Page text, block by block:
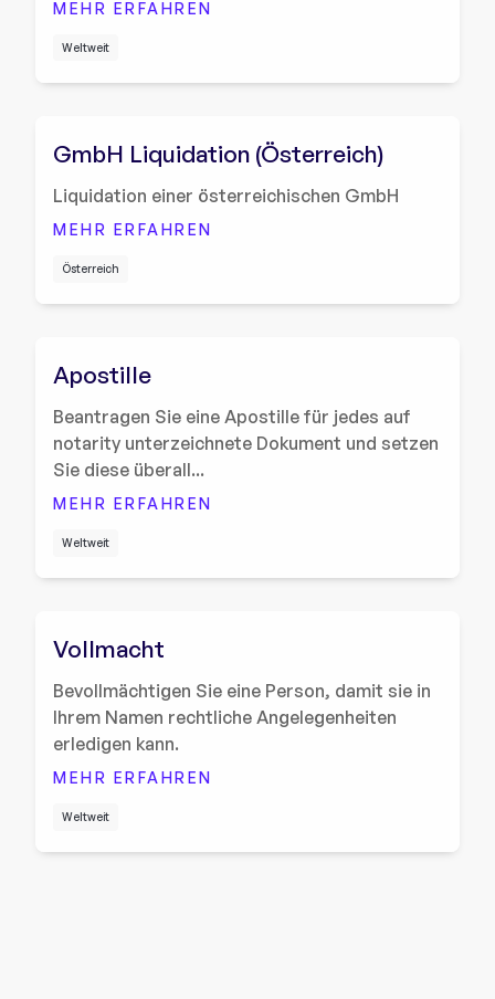
Weltweit
MEHR ERFAHREN
Österreich
GmbH Liquidation (Österreich)
Liquidation einer österreichischen GmbH
MEHR ERFAHREN
Weltweit
Apostille
Beantragen Sie eine Apostille für jedes auf
notarity unterzeichnete Dokument und setzen
Sie diese überall...
MEHR ERFAHREN
Weltweit
Vollmacht
Bevollmächtigen Sie eine Person, damit sie in
Ihrem Namen rechtliche Angelegenheiten
erledigen kann.
MEHR ERFAHREN